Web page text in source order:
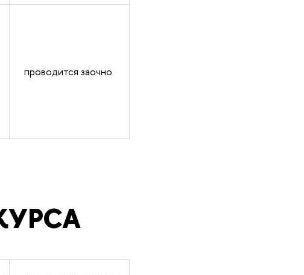
проводится заочно